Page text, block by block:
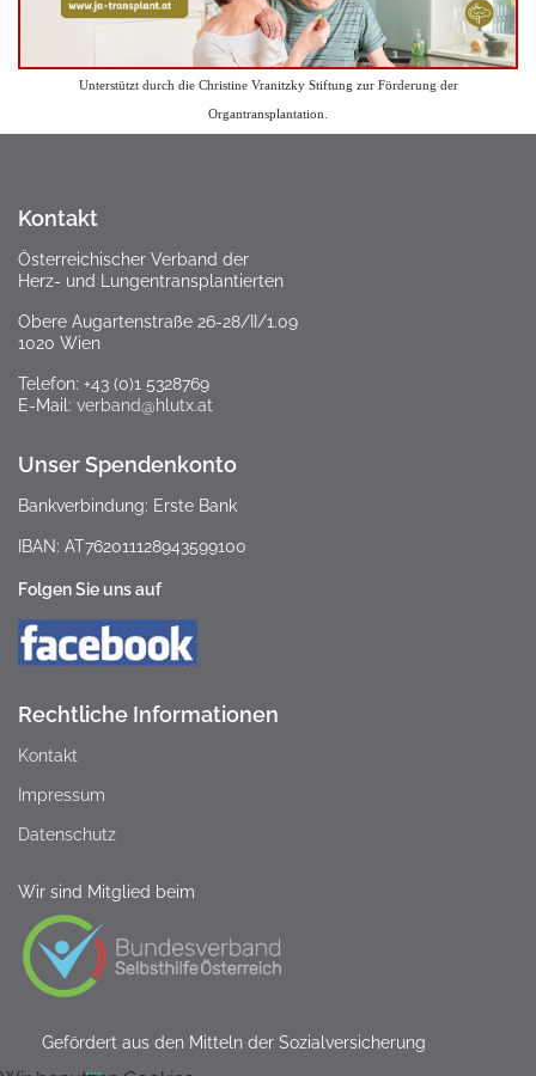
Unterstützt durch die Christine Vranitzky Stiftung zur Förderung der
Organtransplantation.
Kontakt
Österreichischer Verband der
Herz- und Lungentransplantierten
Obere Augartenstraße 26-28/II/1.09
1020 Wien
Telefon: +43 (0)1 5328769
E-Mail: verband@hlutx.at
Unser Spendenkonto
Bankverbindung: Erste Bank
IBAN: AT762011128943599100
Folgen Sie uns auf
Rechtliche Informationen
Kontakt
Impressum
Datenschutz
Wir sind Mitglied beim
Gefördert aus den Mitteln der Sozialversicherung